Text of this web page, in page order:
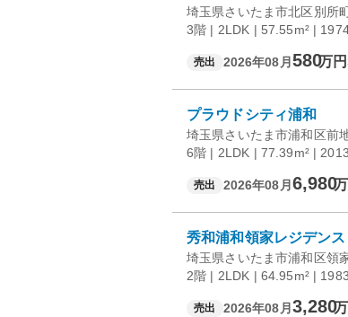
埼玉県さいたま市北区別所
3階 | 2LDK | 57.55m² |
売出 2026年08月 580万円
プラウドシティ浦和
埼玉県さいたま市浦和区前
6階 | 2LDK | 77.39m² |
売出 2026年08月 6,980
秀和浦和領家レジデンス
埼玉県さいたま市浦和区領
2階 | 2LDK | 64.95m² |
売出 2026年08月 3,280